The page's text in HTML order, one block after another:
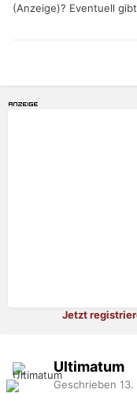
(Anzeige)? Eventuell
Jetzt
Ultimatum
Geschrieben 13.